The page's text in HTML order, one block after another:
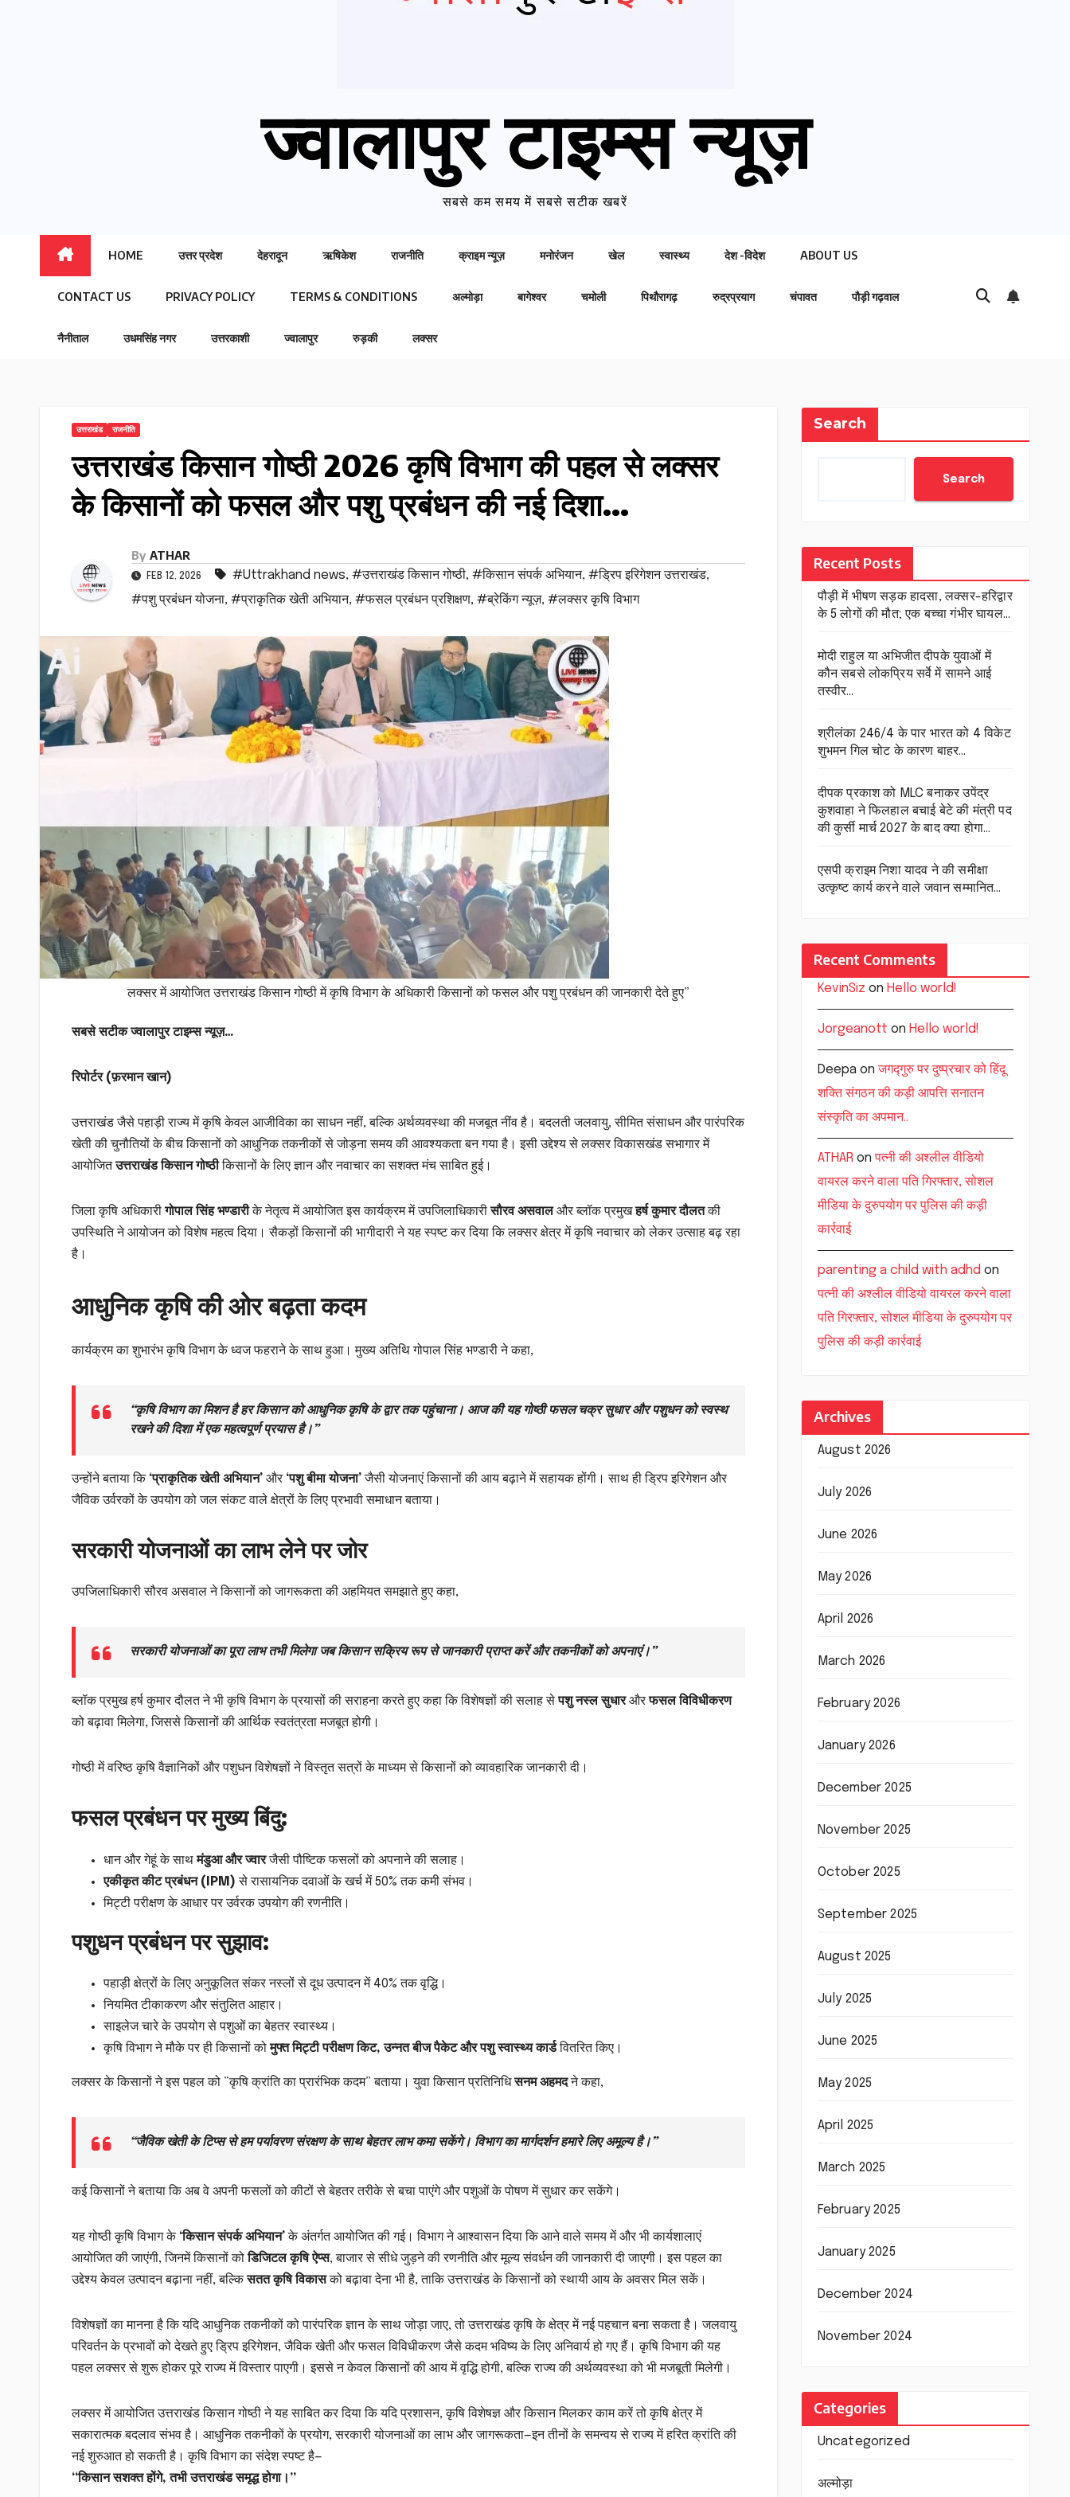
ज्वालापुर टाइम्स न्यूज़
सबसे कम समय में सबसे सटीक खबरें
HOME उत्तर प्रदेश देहरादून ऋषिकेश राजनीति क्राइम न्यूज़ मनोरंजन खेल स्वास्थ्य देश -विदेश ABOUT US
CONTACT US PRIVACY POLICY TERMS & CONDITIONS अल्मोड़ा बागेश्वर चमोली पिथौरागढ़ रुद्रप्रयाग चंपावत पौड़ी गढ़वाल
नैनीताल उधमसिंह नगर उत्तरकाशी ज्वालापुर रुड़की लक्सर
उत्तराखंड राजनीति
उत्तराखंड किसान गोष्ठी 2026 कृषि विभाग की पहल से लक्सर
के किसानों को फसल और पशु प्रबंधन की नई दिशा…
By ATHAR
FEB 12, 2026 #Uttrakhand news, #उत्तराखंड किसान गोष्ठी, #किसान संपर्क अभियान, #ड्रिप इरिगेशन उत्तराखंड,
#पशु प्रबंधन योजना, #प्राकृतिक खेती अभियान, #फसल प्रबंधन प्रशिक्षण, #ब्रेकिंग न्यूज़, #लक्सर कृषि विभाग
लक्सर में आयोजित उत्तराखंड किसान गोष्ठी में कृषि विभाग के अधिकारी किसानों को फसल और पशु प्रबंधन की जानकारी देते हुए”
सबसे सटीक ज्वालापुर टाइम्स न्यूज़…
रिपोर्टर (फ़रमान खान)
उत्तराखंड जैसे पहाड़ी राज्य में कृषि केवल आजीविका का साधन नहीं, बल्कि अर्थव्यवस्था की मजबूत नींव है। बदलती जलवायु, सीमित संसाधन और पारंपरिक
खेती की चुनौतियों के बीच किसानों को आधुनिक तकनीकों से जोड़ना समय की आवश्यकता बन गया है। इसी उद्देश्य से लक्सर विकासखंड सभागार में
आयोजितउत्तराखंड किसान गोष्ठीकिसानों के लिए ज्ञान और नवाचार का सशक्त मंच साबित हुई।
जिला कृषि अधिकारीगोपाल सिंह भण्डारीके नेतृत्व में आयोजित इस कार्यक्रम में उपजिलाधिकारीसौरव असवालऔर ब्लॉक प्रमुखहर्ष कुमार दौलतकी
उपस्थिति ने आयोजन को विशेष महत्व दिया। सैकड़ों किसानों की भागीदारी ने यह स्पष्ट कर दिया कि लक्सर क्षेत्र में कृषि नवाचार को लेकर उत्साह बढ़ रहा
है।
आधुनिक कृषि की ओर बढ़ता कदम
कार्यक्रम का शुभारंभ कृषि विभाग के ध्वज फहराने के साथ हुआ। मुख्य अतिथि गोपाल सिंह भण्डारी ने कहा,
“कृषि विभाग का मिशन है हर किसान को आधुनिक कृषि के द्वार तक पहुंचाना। आज की यह गोष्ठी फसल चक्र सुधार और पशुधन को स्वस्थ
रखने की दिशा में एक महत्वपूर्ण प्रयास है।”
उन्होंने बताया कि ‘प्राकृतिक खेती अभियान’ और ‘पशु बीमा योजना’जैसी योजनाएं किसानों की आय बढ़ाने में सहायक होंगी। साथ ही ड्रिप इरिगेशन और
जैविक उर्वरकों के उपयोग को जल संकट वाले क्षेत्रों के लिए प्रभावी समाधान बताया।
सरकारी योजनाओं का लाभ लेने पर जोर
उपजिलाधिकारी सौरव असवाल ने किसानों को जागरूकता की अहमियत समझाते हुए कहा,
सरकारी योजनाओं का पूरा लाभ तभी मिलेगा जब किसान सक्रिय रूप से जानकारी प्राप्त करें और तकनीकों को अपनाएं।”
ब्लॉक प्रमुख हर्ष कुमार दौलत ने भी कृषि विभाग के प्रयासों की सराहना करते हुए कहा कि विशेषज्ञों की सलाह सेपशु नस्ल सुधारऔरफसल विविधीकरण
को बढ़ावा मिलेगा, जिससे किसानों की आर्थिक स्वतंत्रता मजबूत होगी।
गोष्ठी में वरिष्ठ कृषि वैज्ञानिकों और पशुधन विशेषज्ञों ने विस्तृत सत्रों के माध्यम से किसानों को व्यावहारिक जानकारी दी।
फसल प्रबंधन पर मुख्य बिंदु:
धान और गेहूं के साथमंडुआ और ज्वारजैसी पौष्टिक फसलों को अपनाने की सलाह।
एकीकृत कीट प्रबंधन (IPM) से रासायनिक दवाओं के खर्च में 50% तक कमी संभव।
मिट्टी परीक्षण के आधार पर उर्वरक उपयोग की रणनीति।
पशुधन प्रबंधन पर सुझाव:
पहाड़ी क्षेत्रों के लिए अनुकूलित संकर नस्लों से दूध उत्पादन में 40% तक वृद्धि।
नियमित टीकाकरण और संतुलित आहार।
साइलेज चारे के उपयोग से पशुओं का बेहतर स्वास्थ्य।
कृषि विभाग ने मौके पर ही किसानों कोमुफ्त मिट्टी परीक्षण किट, उन्नत बीज पैकेट और पशु स्वास्थ्य कार्डवितरित किए।
लक्सर के किसानों ने इस पहल को “कृषि क्रांति का प्रारंभिक कदम” बताया। युवा किसान प्रतिनिधिसनम अहमदने कहा,
“जैविक खेती के टिप्स से हम पर्यावरण संरक्षण के साथ बेहतर लाभ कमा सकेंगे। विभाग का मार्गदर्शन हमारे लिए अमूल्य है।”
कई किसानों ने बताया कि अब वे अपनी फसलों को कीटों से बेहतर तरीके से बचा पाएंगे और पशुओं के पोषण में सुधार कर सकेंगे।
यह गोष्ठी कृषि विभाग के ‘किसान संपर्क अभियान’के अंतर्गत आयोजित की गई। विभाग ने आश्वासन दिया कि आने वाले समय में और भी कार्यशालाएं
आयोजित की जाएंगी, जिनमें किसानों कोडिजिटल कृषि ऐप्स, बाजार से सीधे जुड़ने की रणनीति और मूल्य संवर्धन की जानकारी दी जाएगी। इस पहल का
उद्देश्य केवल उत्पादन बढ़ाना नहीं, बल्किसतत कृषि विकासको बढ़ावा देना भी है, ताकि उत्तराखंड के किसानों को स्थायी आय के अवसर मिल सकें।
विशेषज्ञों का मानना है कि यदि आधुनिक तकनीकों को पारंपरिक ज्ञान के साथ जोड़ा जाए, तो उत्तराखंड कृषि के क्षेत्र में नई पहचान बना सकता है। जलवायु
परिवर्तन के प्रभावों को देखते हुए ड्रिप इरिगेशन, जैविक खेती और फसल विविधीकरण जैसे कदम भविष्य के लिए अनिवार्य हो गए हैं। कृषि विभाग की यह
पहल लक्सर से शुरू होकर पूरे राज्य में विस्तार पाएगी। इससे न केवल किसानों की आय में वृद्धि होगी, बल्कि राज्य की अर्थव्यवस्था को भी मजबूती मिलेगी।
लक्सर में आयोजित उत्तराखंड किसान गोष्ठी ने यह साबित कर दिया कि यदि प्रशासन, कृषि विशेषज्ञ और किसान मिलकर काम करें तो कृषि क्षेत्र में
सकारात्मक बदलाव संभव है। आधुनिक तकनीकों के प्रयोग, सरकारी योजनाओं का लाभ और जागरूकता—इन तीनों के समन्वय से राज्य में हरित क्रांति की
नई शुरुआत हो सकती है। कृषि विभाग का संदेश स्पष्ट है—
“किसान सशक्त होंगे, तभी उत्तराखंड समृद्ध होगा।”
Search
Search
Recent Posts
पौड़ी में भीषण सड़क हादसा, लक्सर-हरिद्वार
के 5 लोगों की मौत; एक बच्चा गंभीर घायल…
मोदी राहुल या अभिजीत दीपके युवाओं में
कौन सबसे लोकप्रिय सर्वे में सामने आई
तस्वीर…
श्रीलंका 246/4 के पार भारत को 4 विकेट
शुभमन गिल चोट के कारण बाहर…
दीपक प्रकाश को MLC बनाकर उपेंद्र
कुशवाहा ने फिलहाल बचाई बेटे की मंत्री पद
की कुर्सी मार्च 2027 के बाद क्या होगा…
एसपी क्राइम निशा यादव ने की समीक्षा
उत्कृष्ट कार्य करने वाले जवान सम्मानित…
Recent Comments
KevinSiz on Hello world!
Jorgeanott on Hello world!
Deepaonजगद्गुरु पर दुष्प्रचार को हिंदू
शक्ति संगठन की कड़ी आपत्ति सनातन
संस्कृति का अपमान..
ATHAR onपत्नी की अश्लील वीडियो
वायरल करने वाला पति गिरफ्तार, सोशल
मीडिया के दुरुपयोग पर पुलिस की कड़ी
कार्रवाई
parenting a child with adhd on
पत्नी की अश्लील वीडियो वायरल करने वाला
पति गिरफ्तार, सोशल मीडिया के दुरुपयोग पर
पुलिस की कड़ी कार्रवाई
Archives
August 2026
July 2026
June 2026
May 2026
April 2026
March 2026
February 2026
January 2026
December 2025
November 2025
October 2025
September 2025
August 2025
July 2025
June 2025
May 2025
April 2025
March 2025
February 2025
January 2025
December 2024
November 2024
Categories
Uncategorized
अल्मोड़ा